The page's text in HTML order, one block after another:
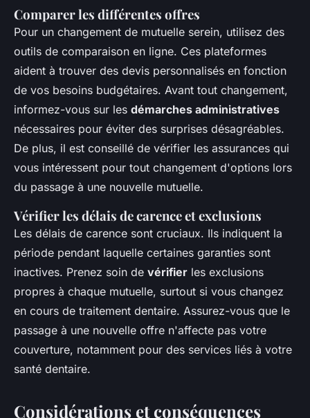
Comparer les différentes offres
Pour un changement de mutuelle serein, utilisez des
outils de comparaison en ligne. Ces plateformes
aident à trouver des devis personnalisés en fonction
de vos besoins budgétaires. Avant tout changement,
informez-vous sur les démarches administratives
nécessaires pour éviter des surprises désagréables.
De plus, il est conseillé de vérifier les assurances qui
vous intéressent pour tout changement d'options lors
du passage à une nouvelle mutuelle.
Vérifier les délais de carence et exclusions
Les délais de carence sont cruciaux. Ils indiquent la
période pendant laquelle certaines garanties sont
inactives. Prenez soin de vérifier les exclusions
propres à chaque mutuelle, surtout si vous changez
en cours de traitement dentaire. Assurez-vous que le
passage à une nouvelle offre n'affecte pas votre
couverture, notamment pour des services liés à votre
santé dentaire.
Considérations et conséquences